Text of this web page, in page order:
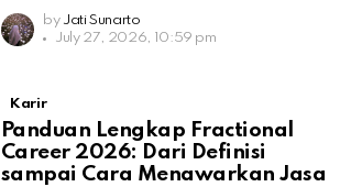
by Jati Sunarto
July 27, 2026, 10:59 pm
Karir
Panduan Lengkap Fractional
Career 2026: Dari Definisi
sampai Cara Menawarkan Jasa